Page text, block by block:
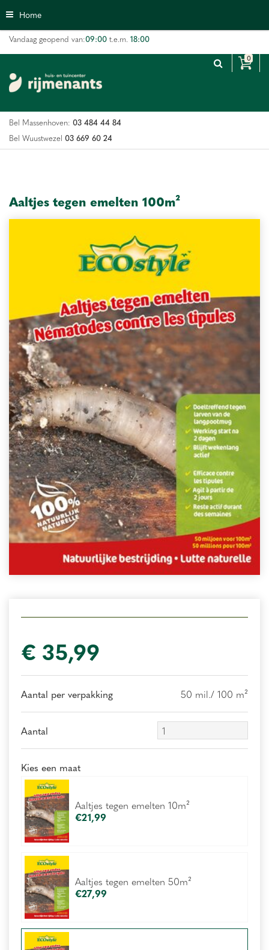
n
n
n
Home
Vandaag geopend van:09:00 t.e.m. 18:00
Bel Massenhoven: 03 484 44 84
Bel Wuustwezel 03 669 60 24
Aaltjes tegen emelten 100m²
€ 35,99
Aantal per verpakking 50 mil./ 100 m²
Aantal
Kies een maat
Aaltjes tegen emelten 10m²
€21,99
Aaltjes tegen emelten 50m²
€27,99